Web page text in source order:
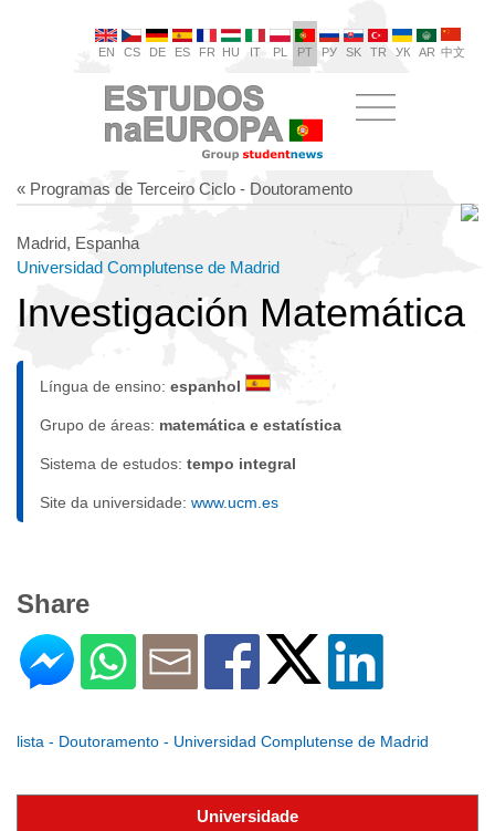
EN CS DE ES FR HU IT PL PT РУ SK TR УК AR 中文
« Programas de Terceiro Ciclo - Doutoramento
Madrid, Espanha
Universidad Complutense de Madrid
Investigación Matemática
Língua de ensino: espanhol
Grupo de áreas: matemática e estatística
Sistema de estudos: tempo integral
Site da universidade: www.ucm.es
Share
lista - Doutoramento - Universidad Complutense de Madrid
Universidade